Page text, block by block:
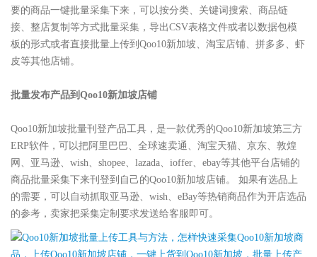
要的商品一键批量采集下来，可以按分类、关键词搜索、商品链
接、整店复制等方式批量采集，导出CSV表格文件或者以数据包模
板的形式或者直接批量上传到Qoo10新加坡、淘宝店铺、拼多多、虾
皮等其他店铺。
批量发布产品到Qoo10新加坡店铺
Qoo10新加坡批量刊登产品工具，是一款优秀的Qoo10新加坡第三方
ERP软件，可以把阿里巴巴、全球速卖通、淘宝天猫、京东、敦煌
网、亚马逊、wish、shopee、lazada、ioffer、ebay等其他平台店铺的
商品批量采集下来刊登到自己的Qoo10新加坡店铺。 如果有选品上
的需要，可以自动抓取亚马逊、wish、eBay等热销商品作为开店选品
的参考，卖家把采集定制要求发送给客服即可。